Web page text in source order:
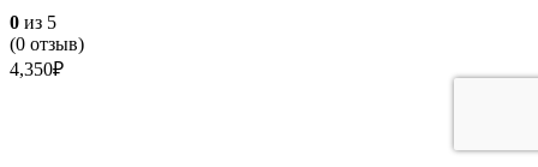
0 из 5
(0 отзыв)
4,350₽